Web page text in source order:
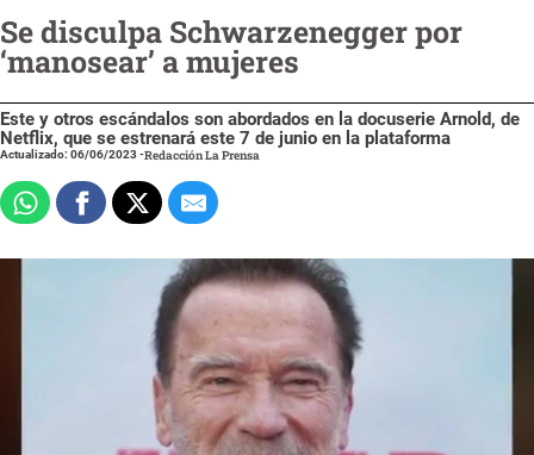
Se disculpa Schwarzenegger por
‘manosear’ a mujeres
Este y otros escándalos son abordados en la docuserie Arnold, de
Netflix, que se estrenará este 7 de junio en la plataforma
Actualizado: 06/06/2023-Redacción La Prensa